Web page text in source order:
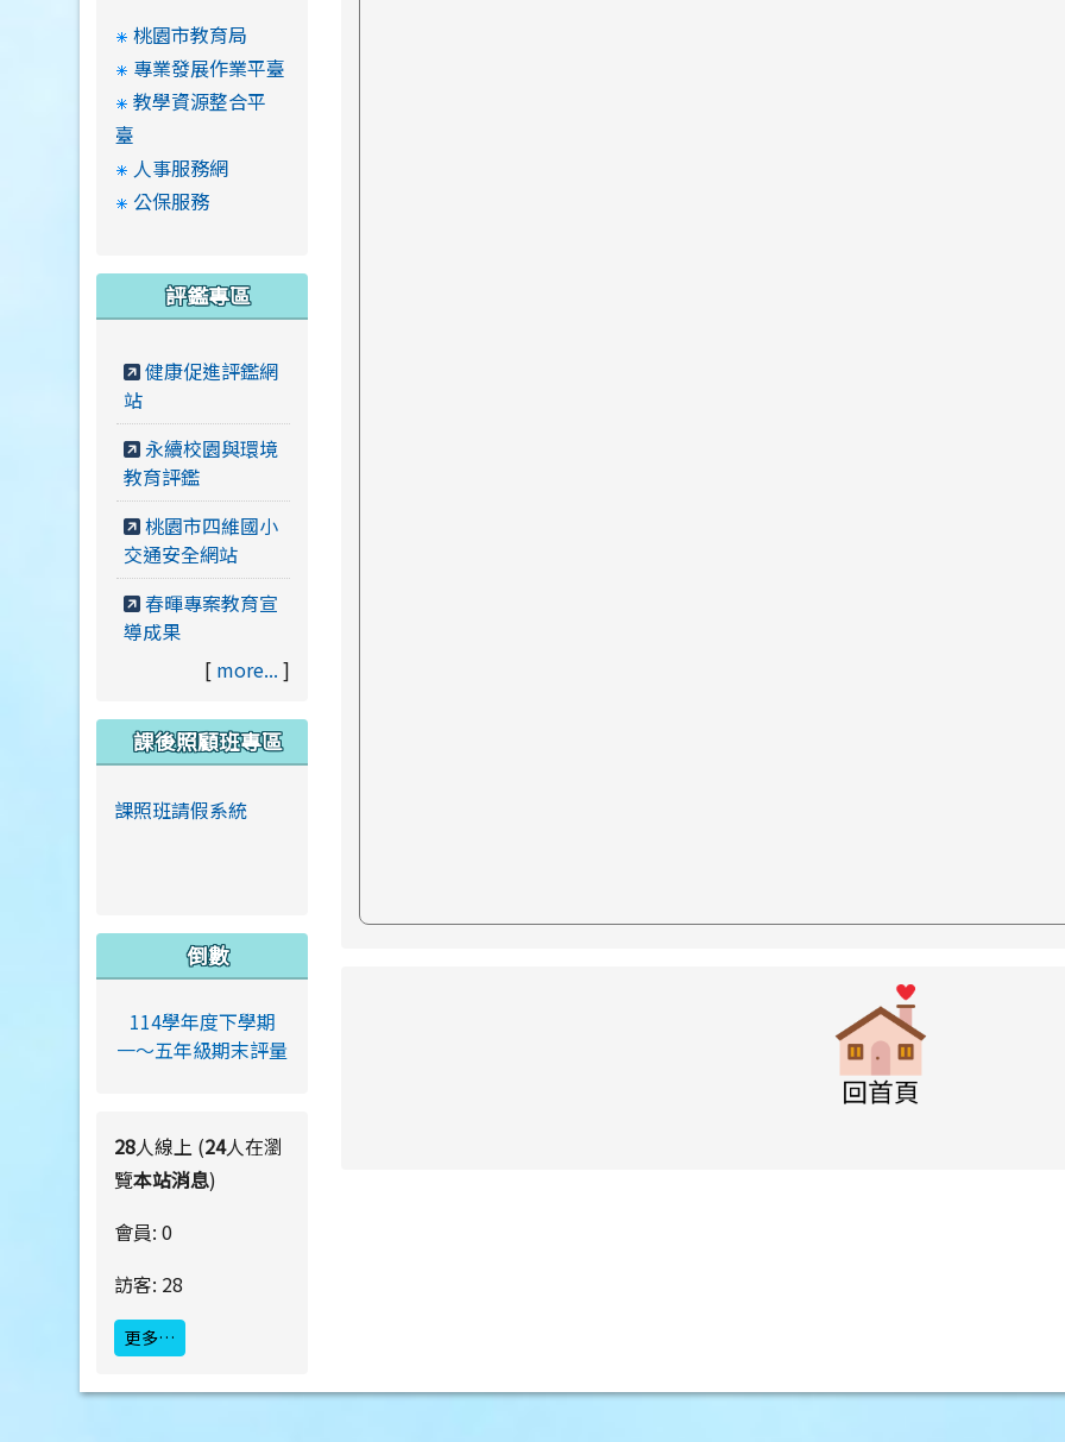
link to
桃園市教育局
專業發展作業平臺
教學資源整合平
臺
人事服務網
公保服務
評鑑專區
健康促進評鑑網
站
永續校園與環境
教育評鑑
桃園市四維國小
交通安全網站
春暉專案教育宣
導成果
[ more... ]
課後照顧班專區
課照班請假系統
倒數
114學年度下學期
一～五年級期末評量
28人線上 (24人在瀏
覽本站消息)
會員: 0
訪客: 28
更多…